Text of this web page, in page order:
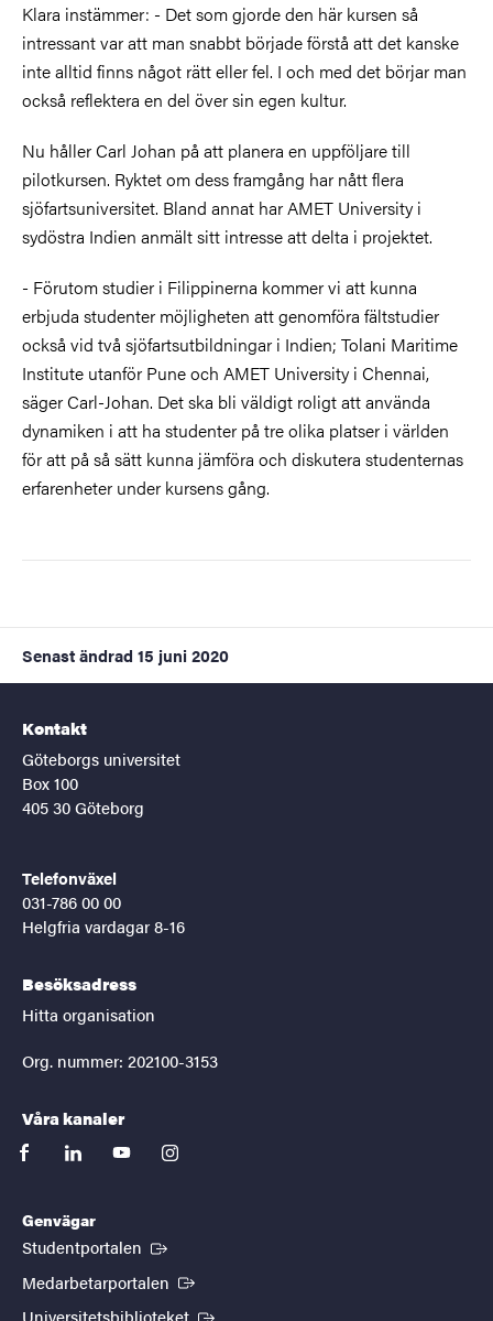
Klara instämmer: - Det som gjorde den här kursen så
intressant var att man snabbt började förstå att det kanske
inte alltid finns något rätt eller fel. I och med det börjar man
också reflektera en del över sin egen kultur.
Nu håller Carl Johan på att planera en uppföljare till
pilotkursen. Ryktet om dess framgång har nått flera
sjöfartsuniversitet. Bland annat har AMET University i
sydöstra Indien anmält sitt intresse att delta i projektet.
- Förutom studier i Filippinerna kommer vi att kunna
erbjuda studenter möjligheten att genomföra fältstudier
också vid två sjöfartsutbildningar i Indien; Tolani Maritime
Institute utanför Pune och AMET University i Chennai,
säger Carl-Johan. Det ska bli väldigt roligt att använda
dynamiken i att ha studenter på tre olika platser i världen
för att på så sätt kunna jämföra och diskutera studenternas
erfarenheter under kursens gång.
Senast ändrad 15 juni 2020
Kontakt
Göteborgs universitet
Box 100
405 30 Göteborg
Telefonväxel
031-786 00 00
Helgfria vardagar 8-16
Besöksadress
Hitta organisation
Org. nummer: 202100-3153
Våra kanaler
facebooklinkedinyoutubeinstagram
Genvägar
Studentportalen (Extern länk)
Medarbetarportalen (Extern länk)
(Extern länk)